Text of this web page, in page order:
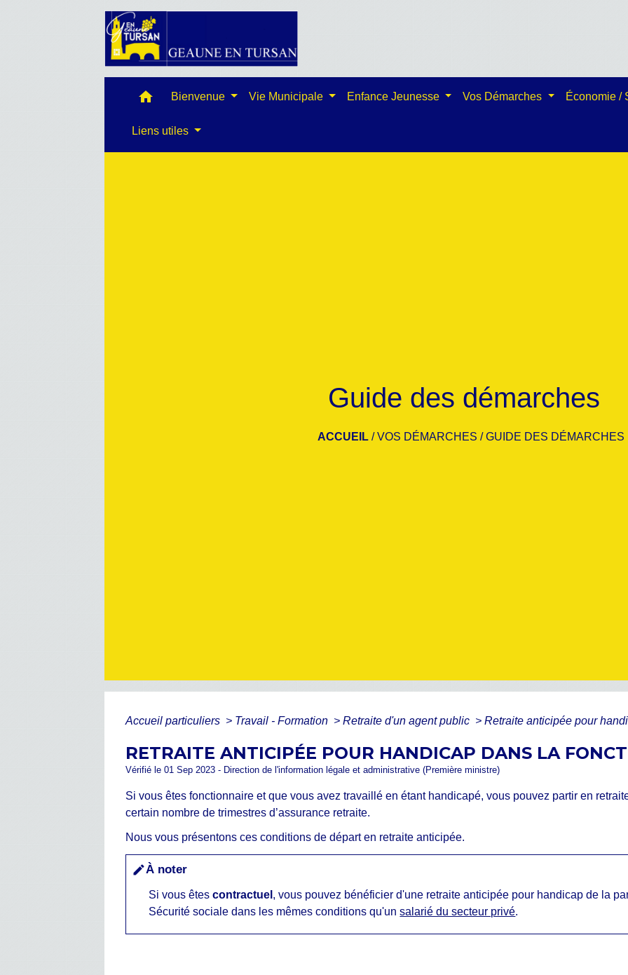
home Bienvenue Vie Municipale Enfance Jeunesse Vos Démarches Économie /
Liens utiles
Guide des démarches
ACCUEIL /VOS DÉMARCHES /GUIDE DES DÉMARCHES
Accueil particuliers > Travail - Formation > Retraite d'un agent public > Retraite anticipée pour
RETRAITE ANTICIPÉE POUR HANDICAP DANS LA
Vérifié le 01 Sep 2023 - Direction de l'information légale et administrative (Première ministre)
Si vous êtes fonctionnaire et que vous avez travaillé en étant handicapé, vous pouvez partir en
certain nombre de trimestres d’assurance retraite.
Nous vous présentons ces conditions de départ en retraite anticipée.
editÀ noter
Si vous êtescontractuel , vous pouvez bénéficier d'une retraite anticipée pour handicap de la
Sécurité sociale dans les mêmes conditions qu'unsalarié du secteur privé.